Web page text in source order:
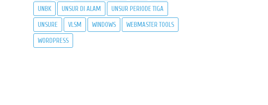
UNBK UNSUR DI ALAM UNSUR PERIODE TIGA
UNSURE VLSM WINDOWS WEBMASTER TOOLS
WORDPRESS